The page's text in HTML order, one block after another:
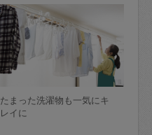
たまった洗濯物も一気にキ
レイに